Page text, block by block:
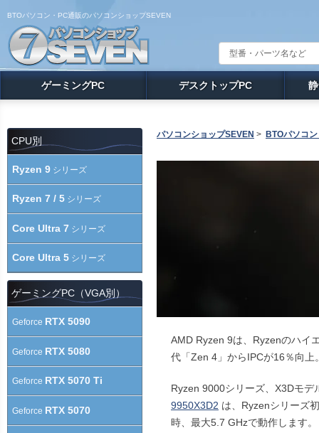
BTOパソコン・PC通販のパソコンショップSEVEN
ゲーミングPC デスクトップPC
パソコンショップSEVEN > BTOパソコ
AMD Ryzen 9は、Ryzenのハイ
代「Zen 4」からIPCが16％向
Ryzen 9000シリーズ、X3Dモデ
9950X3D2 は、Ryzenシリーズ
時、最大5.7 GHzで動作します。
CPU別
Ryzen 9 シリーズ
Ryzen 7 / 5 シリーズ
Core Ultra 7 シリーズ
Core Ultra 5 シリーズ
ゲーミングPC（VGA別）
Geforce RTX 5090
Geforce RTX 5080
Geforce RTX 5070 Ti
Geforce RTX 5070